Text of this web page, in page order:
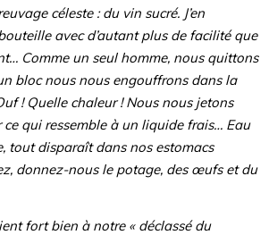
céleste : du vin sucré. J’en
avec d’autant plus de facilité que
Comme un seul homme, nous quittons
bloc nous nous engouffrons dans la
! Quelle chaleur ! Nous nous jetons
ce qui ressemble à un liquide frais… Eau
tout disparaît dans nos estomacs
donnez-nous le potage, des œufs et du
fort bien à notre « déclassé du